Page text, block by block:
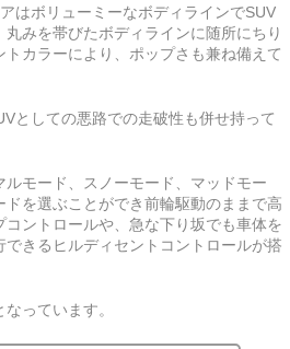
はボリューミーなボディラインでSUV
みを帯びたボディラインに随所にちり
カラーにより、ポップさも兼ね備えて
としての悪路での走破性も併せ持って
モード、スノーモード、マッドモー
ドを選ぶことができ前輪駆動のままで高
ントロールや、急な下り坂でも車体を
きるヒルディセントコントロールが搭
っています。